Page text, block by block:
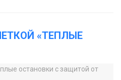
«ТЕПЛЫЕ